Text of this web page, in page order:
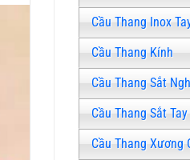
Cầu Thang Inox
Cầu Thang Kính
Cầu Thang Sắt
Cầu Thang Sắt
Cầu Thang Xương